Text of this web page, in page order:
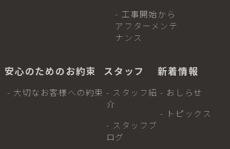
- 工事開始から
アフターメンテ
ナンス
安心のためのお約束
- 大切なお客様への約束
スタッフ
- スタッフ紹
介
- スタッフブ
ログ
新着情報
- おしらせ
- トピックス